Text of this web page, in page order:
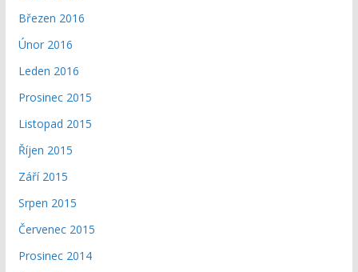
Březen 2016
Únor 2016
Leden 2016
Prosinec 2015
Listopad 2015
Říjen 2015
Září 2015
Srpen 2015
Červenec 2015
Prosinec 2014